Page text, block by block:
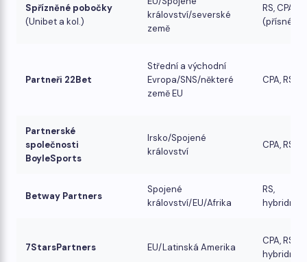
Spřízněné pobočky
(Unibet a kol.)
království/severské
země
RS, CPA
(přísné)
Partneři 22Bet
Střední a východní
Evropa/SNS/některé
země EU
CPA, RS
Partnerské
společnosti
BoyleSports
Irsko/Spojené
království
CPA, RS
Betway Partners
Spojené
království/EU/Afrika
RS,
hybridní
7StarsPartners EU/Latinská Amerika
CPA, RS,
hybridní